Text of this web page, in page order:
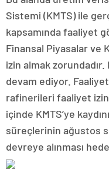
Sistemi (KMTS) ile
kapsamında faaliyet
Finansal Piyasalar ve
izin almak
devam ediyor.
rafinerileri faaliyet
içinde KMTS’ye
süreçlerinin ağustos
devreye alınması